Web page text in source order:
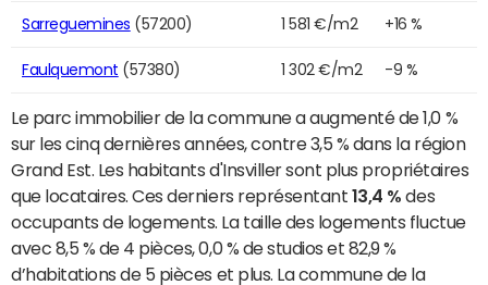
Sarreguemines (57200) 1 581 €/m2 +16 %
Faulquemont (57380) 1 302 €/m2 -9 %
Le parc immobilier de la commune a augmenté de 1,0 %
sur les cinq dernières années, contre 3,5 % dans la région
Grand Est. Les habitants d'Insviller sont plus propriétaires
que locataires. Ces derniers représentant 13,4 % des
occupants de logements. La taille des logements fluctue
avec 8,5 % de 4 pièces, 0,0 % de studios et 82,9 %
d’habitations de 5 pièces et plus. La commune de la